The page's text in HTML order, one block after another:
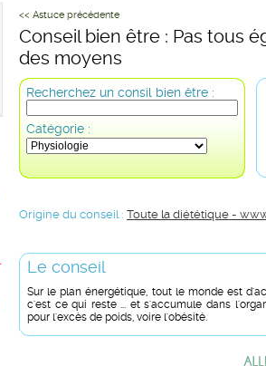
<< Astuce précédente
Conseil bien être : Pas tous
des moyens
Recherchez un consil bien être :
Catégorie :
Origine du conseil : Toute la diététique -
Le conseil
Sur le plan énergétique, tout le monde est
c'est ce qui reste ... et s'accumule dans
pour l'excès de poids, voire l'obésité.